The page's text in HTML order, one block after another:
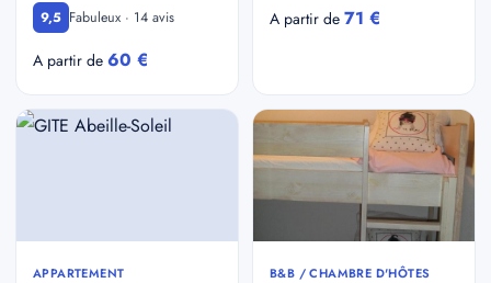
9,5 Fabuleux · 14 avis
A partir de 60 €
A partir de 71 €
APPARTEMENT B&B / CHAMBRE D'HÔTES